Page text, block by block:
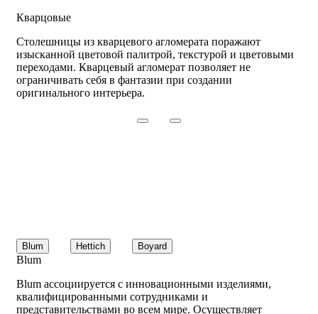
Кварцовые
Столешницы из кварцевого агломерата поражают
изысканной цветовой палитрой, текстурой и цветовыми
переходами. Кварцевый агломерат позволяет не
ограничивать себя в фантазии при создании
оригинального интерьера.
Blum Hettich Boyard
Blum
Blum ассоциируется с инновационными изделиями,
квалифицированными сотрудниками и
представительствами во всем мире. Осуществляет